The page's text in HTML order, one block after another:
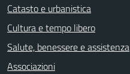
Catasto e urbanistica
Cultura e tempo libero
Salute, benessere e assistenza
Associazioni